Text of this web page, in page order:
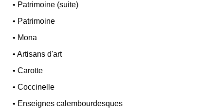
• Patrimoine (suite)
• Patrimoine
• Mona
•Artisans d'art
•Carotte
•Coccinelle
• Enseignes calembourdesques